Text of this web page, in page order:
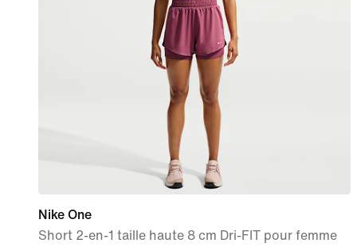
Nike One
Short 2-en-1 taille haute 8 cm Dri-FIT pour femme